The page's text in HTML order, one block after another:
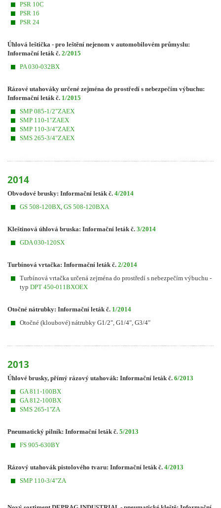
PSR 10C
PSR 16
PSR 24
Úhlová leštička - pro leštění nejenom v automobilovém průmyslu:
Informační leták č. 2/2015
PA 030-032BX
Rázové utahováky určené zejména do prostředí s nebezpečím výbuchu:
Informační leták č. 1/2015
SMP 085-1/2"ZAEX
SMP 110-1"ZAEX
SMP 110-3/4"ZAEX
SMS 265-3/4"ZAEX
2014
Obvodové brusky: Informační leták č. 4/2014
GS 508-120BX GS 508-120BXA
Kleštinová úhlová bruska: Informační leták č. 3/2014
GDA 030-120SX
Turbínová vrtačka: Informační leták č. 2/2014
Turbínová vrtačka určená zejména do prostředí s nebezpečím výbuchu -
typ DPT 450-011BXOEX
Otočné nátrubky: Informační leták č. 1/2014
Otočné (kloubové) nátrubky G1/2", G1/4", G3/4"
2013
Úhlové brusky, přímý rázový utahovák: Informační leták č. 6/2013
GA 811-100BX
GA 812-100BX
SMS 265-1''ZA
Pneumatický pilník: Informační leták č. 5/2013
FS 905-630BY
Rázový utahovák pistolového tvaru: Informační leták č. 4/2013
SMP 110-3/4"ZA